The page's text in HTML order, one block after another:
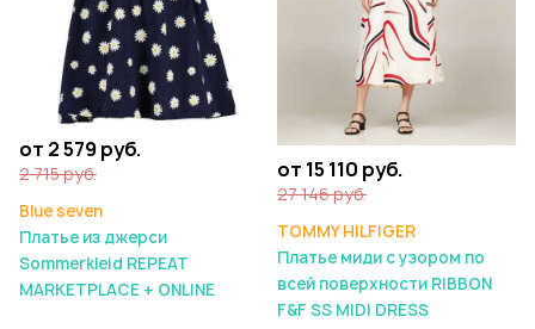
от 2 579 руб.
2 715 руб.
Blue seven
Платье из джерси
Sommerkleid REPEAT
MARKETPLACE + ONLINE
от 15 110 руб.
27 146 руб.
TOMMY HILFIGER
Платье миди с узором по
всей поверхности RIBBON
F&F SS MIDI DRESS